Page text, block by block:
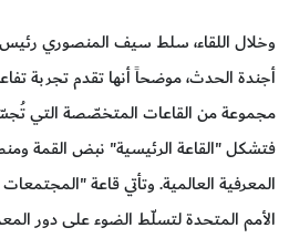
وخلال اللقاء، سلط سيف المنصوري
أجندة الحدث، موضحاً أنها تقدم تجربة
مجموعة من القاعات المتخصّصة التي
فتشكل "القاعة الرئيسية" نبض القمة
المعرفية العالمية. وتأتي قاعة
الأمم المتحدة لتسلّط الضوء على دور